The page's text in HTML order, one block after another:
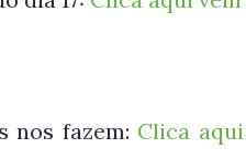
nos fazem: Clica